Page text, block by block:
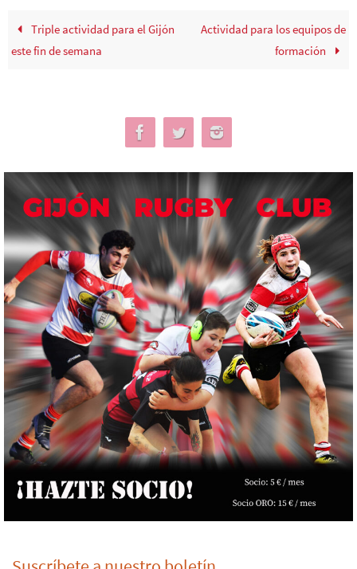
Triple actividad para el Gijón
este fin de semana
Actividad para los equipos de
formación